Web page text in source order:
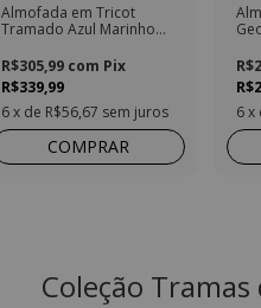
Almofada em Tricot
Tramado Azul Marinho
R$339,99
R$305,99 com Pix
6x de R$56,67 sem juros
COMPRAR
6 x
Coleção Tramas